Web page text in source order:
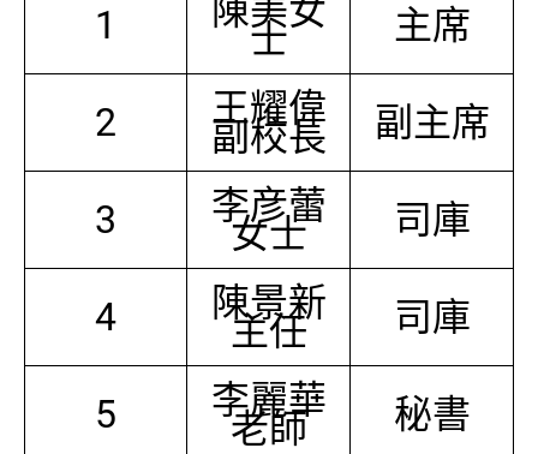
1
陳美女
士 主席
2 王耀偉
副校長 副主席
3 李彦蕾
女士 司庫
4 陳景新
主任 司庫
5 李麗華
老師 秘書